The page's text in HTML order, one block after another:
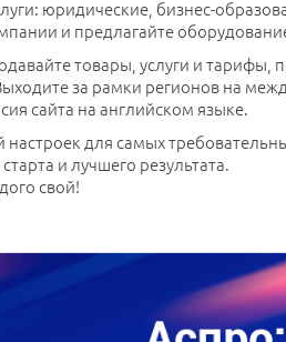
юридические, бизнес-
и предлагайте
товары, услуги и тарифы,
за рамки регионов на
сайта на английском языке.
для самых
и лучшего результата.
свой!